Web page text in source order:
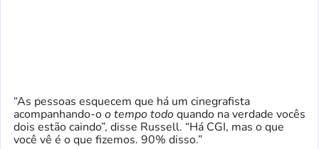
“As pessoas esquecem que há um cinegrafista
acompanhando-oo tempo todoquando na verdade vocês
dois estão caindo”, disse Russell. “Há CGI, mas o que
você vê é o que fizemos. 90% disso.”